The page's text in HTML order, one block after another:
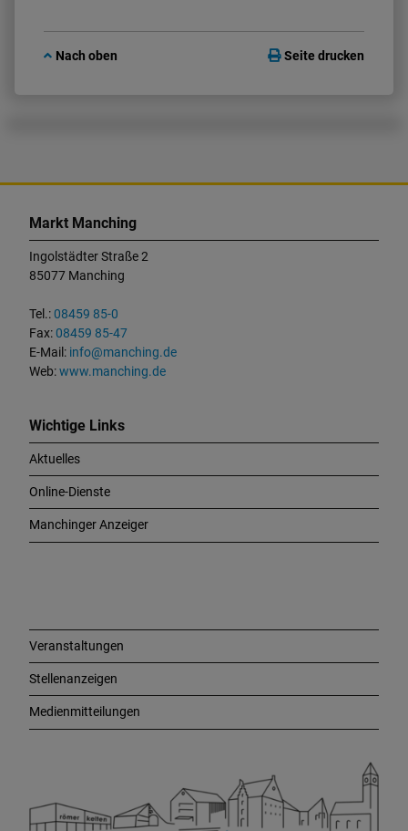
Nach oben Seite drucken
Markt Manching
Ingolstädter Straße 2
85077 Manching
Tel.:08459 85-0
Fax:08459 85-47
E-Mail: info@manching.de
Web:www.manching.de
Wichtige Links
Aktuelles
Online-Dienste
Manchinger Anzeiger
Veranstaltungen
Stellenanzeigen
Medienmitteilungen